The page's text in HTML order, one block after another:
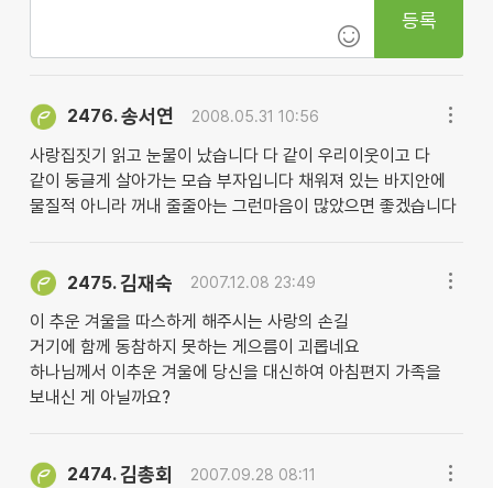
등록
2476.송서연 2008.05.31 10:56
사랑집짓기 읽고 눈물이 났습니다 다 같이 우리이웃이고 다
같이 둥글게 살아가는 모습 부자입니다 채워져 있는 바지안에
물질적 아니라 꺼내 줄줄아는 그런마음이 많았으면 좋겠습니다
2475.김재숙 2007.12.08 23:49
이 추운 겨울을 따스하게 해주시는 사랑의 손길
거기에 함께 동참하지 못하는 게으름이 괴롭네요
하나님께서 이추운 겨울에 당신을 대신하여 아침편지 가족을
보내신 게 아닐까요?
2474.김총회 2007.09.28 08:11